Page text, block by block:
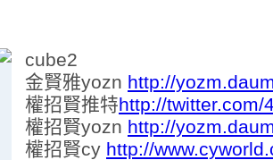
cube2
金賢雅yozn http://
權招賢推特http://twitter.com/
權招賢yozn http://
權招賢cy http://